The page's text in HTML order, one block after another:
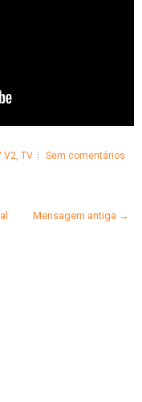
V2, TV Sem comentários
Mensagem antiga →